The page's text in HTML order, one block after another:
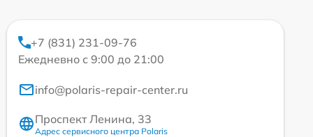
+7 (831) 231-09-76
Ежедневно с 9:00 до 21:00
info@polaris-repair-center.ru
Проспект Ленина, 33
Адрес сервисного центра Polaris